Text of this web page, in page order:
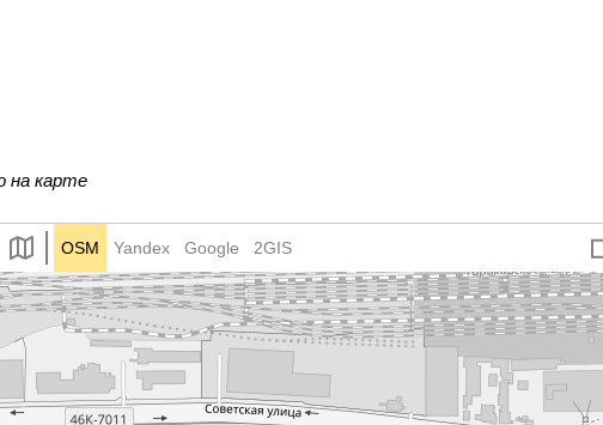
на карте
OSM Yandex Google 2GIS